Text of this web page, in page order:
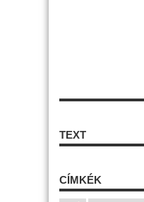
TEXT
CÍMKÉK